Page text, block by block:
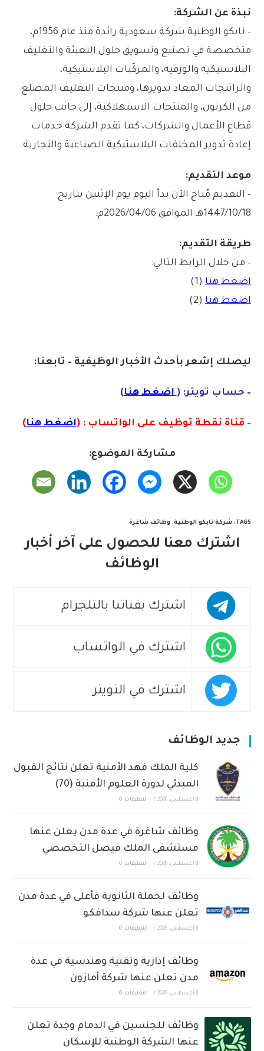
نبذة عن الشركة:
– نابكو الوطنية شركة سعودية رائدة منذ عام 1956م،
متخصصة في تصنيع وتسويق حلول التعبئة والتغليف
البلاستيكية والورقية، والمركّبات البلاستيكية،
والراتنجات المعاد تدويرها، ومنتجات التغليف المضلع
من الكرتون، والمنتجات الاستهلاكية، إلى جانب حلول
قطاع الأعمال والشركات، كما تقدم الشركة خدمات
إعادة تدوير المخلفات البلاستيكية الصناعية والتجارية.
موعد التقديم:
– التقديم مُتاح الآن بدأ اليوم يوم الإثنين بتاريخ
1447/10/18هـ الموافق 2026/04/06م.
طريقة التقديم:
– من خلال الرابط التالي:
اضغط هنا (1)
اضغط هنا (2)
ليصلك إشعربأحدث الأخبار الوظيفية – تابعنا:
– حساب تويتر: ( اضغط هنا)
– قناة نقطة توظيف على الواتساب : (اضغط هنا)
مشاركة الموضوع:
TAGS
: شركة نابكو الوطنية, وظائف شاغرة
اشترك معنا للحصول على آخر أخبار
الوظائف
اشترك بقناتنا بالتلجرام
اشترك في الواتساب
اشترك في التويتر
جديد الوظائف
كلية الملك فهد الأمنية تعلن نتائج القبول
المبدئي لدورة العلوم الأمنية (70)
8 أغسطس، 2026 / التعليقات: 0
وظائف شاغرة في عدة مدن يعلن عنها
مستشفى الملك فيصل التخصصي
8 أغسطس، 2026 / التعليقات: 0
وظائف لحملة الثانوية فأعلى في عدة مدن
تعلن عنها شركة سدافكو
8 أغسطس، 2026 / التعليقات: 0
وظائف إدارية وتقنية وهندسية في عدة
مدن تعلن عنها شركة أمازون
8 أغسطس، 2026 / التعليقات: 0
وظائف للجنسين في الدمام وجدة تعلن
عنها الشركة الوطنية للإسكان